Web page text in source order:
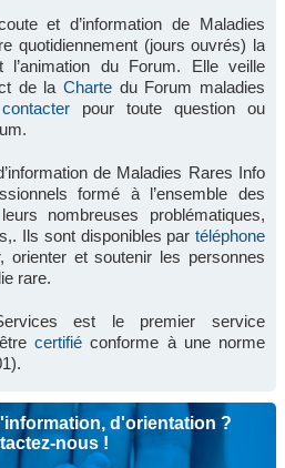
et d’information de Maladies
quotidiennement (jours ouvrés) la
l’animation du Forum. Elle veille
de la Charte du Forum maladies
contacterpour toute question ou
de Maladies Rares Info
formé à l’ensemble des
nombreuses problématiques,
Ils sont disponibles par téléphone
orienter et soutenir les personnes
rare.
est le premier service
êtrecertifié conforme à une norme
d'orientation ?
nous !